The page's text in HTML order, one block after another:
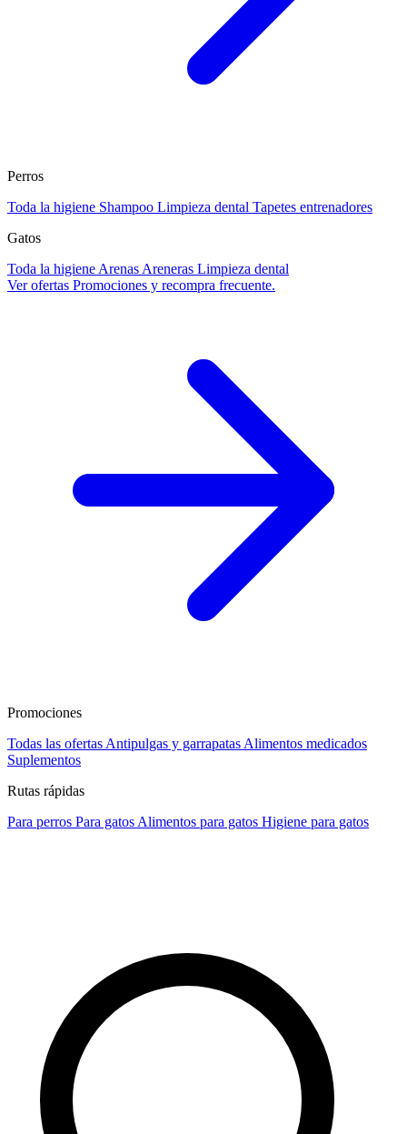
Perros
Toda la higiene Shampoo Limpieza dental Tapetes entrenadores
Gatos
Toda la higiene Arenas Areneras Limpieza dental
Ver ofertas Promociones y recompra frecuente.
Promociones
Todas las ofertas Antipulgas y garrapatas Alimentos medicados
Suplementos
Rutas rápidas
Para perros Para gatos Alimentos para gatos Higiene para gatos